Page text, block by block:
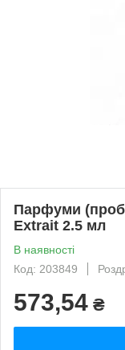
Парфуми
Extrait 2.5 мл
В наявності
Код: 203849
573,54 ₴